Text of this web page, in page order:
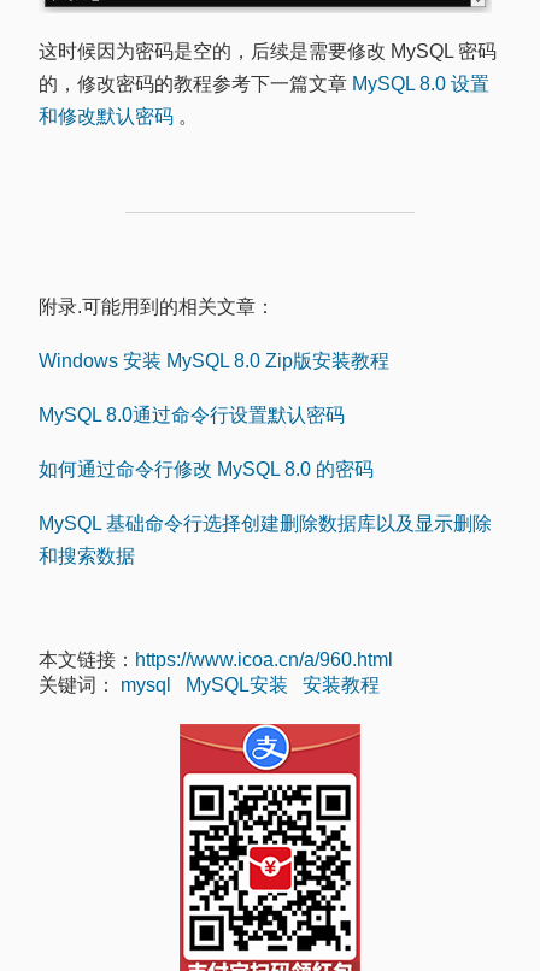
这时候因为密码是空的，后续是需要修改 MySQL 密码
的，修改密码的教程参考下一篇文章 MySQL 8.0 设置
和修改默认密码 。
附录.可能用到的相关文章：
Windows 安装 MySQL 8.0 Zip版安装教程
MySQL 8.0通过命令行设置默认密码
如何通过命令行修改 MySQL 8.0 的密码
MySQL 基础命令行选择创建删除数据库以及显示删除
和搜索数据
本文链接： https://www.icoa.cn/a/960.html
关键词： mysql MySQL安装 安装教程